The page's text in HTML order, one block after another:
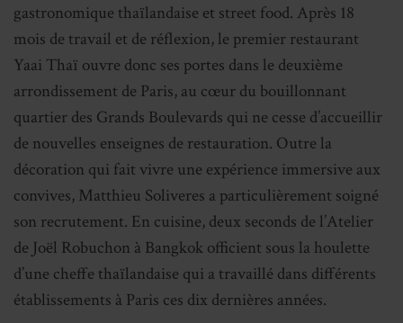
gastronomique thaïlandaise et street food. Après 18
mois de travail et de réflexion, le premier restaurant
Yaai Thaï ouvre donc ses portes dans le deuxième
arrondissement de Paris, au cœur du bouillonnant
quartier des Grands Boulevards qui ne cesse d’accueillir
de nouvelles enseignes de restauration. Outre la
décoration qui fait vivre une expérience immersive aux
convives, Matthieu Soliveres a particulièrement soigné
son recrutement. En cuisine, deux seconds de l’Atelier
de Joël Robuchon à Bangkok officient sous la houlette
d’une cheffe thaïlandaise qui a travaillé dans différents
établissements à Paris ces dix dernières années.